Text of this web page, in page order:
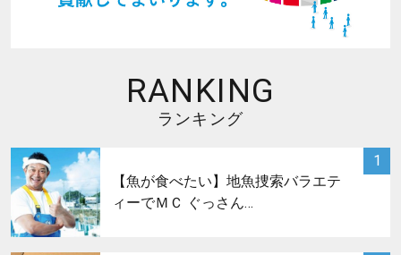
RANKING
ランキング
1
サムネイル
【魚が食べたい】地魚捜索バラエテ
ィーでＭＣ ぐっさん…